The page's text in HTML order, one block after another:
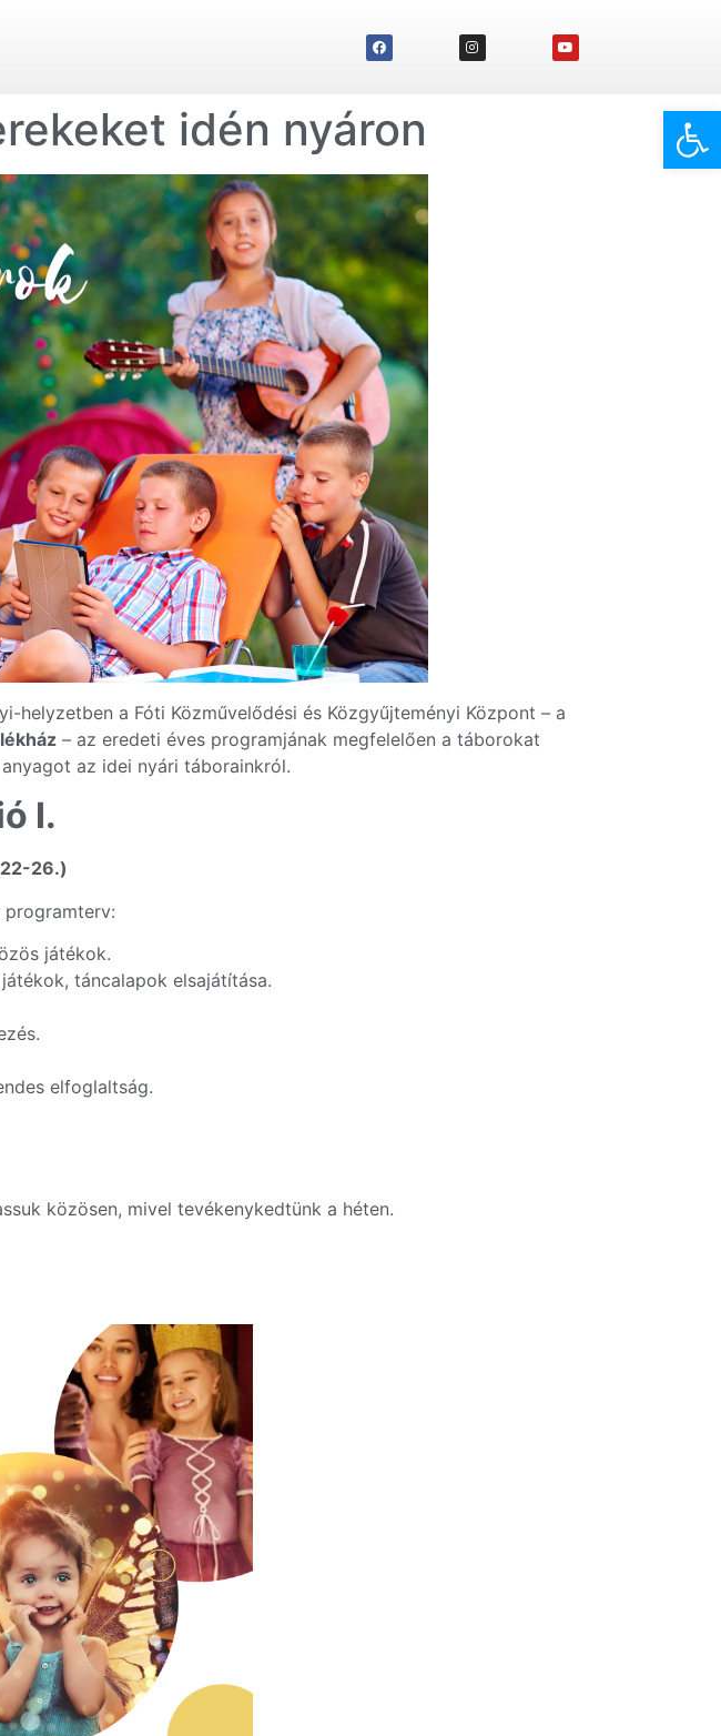
idén nyáron
a Fóti Közművelődési és Közgyűjteményi Központ – a
– az eredeti éves programjának megfelelően a táborokat
az idei nyári táborainkról.
I.
26.)
programterv:
játékok.
táncalapok elsajátítása.
elfoglaltság.
közösen, mivel tevékenykedtünk a héten.